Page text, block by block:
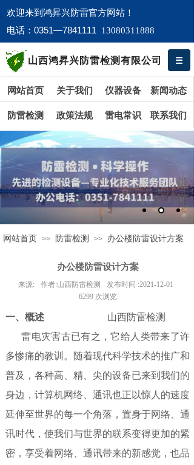
欢迎来到鸿​昇兴防雷官方网站！
电话： 0351—7841111 13080311888
仪器设备
关于我们
联系我们
雷电常识
政策法规
防雷检测
网站首页 新闻动态
山西鸿昇兴防雷检测有限公司
网站首页 >> 防雷检测 >> 办公楼防雷设计方案
办公楼防雷设计方案
来源: 作者:山西防雷检测 发布时间 :2021-12-01
6299 次浏览
一、概述 山西防雷检测
雷电灾害古已有之，它给人类带来了许
多惨痛的教训。随着现代科学技术的推广和
普及，各种高、精、尖的设备已来到我们的
身边，计算机网络、通讯也正以惊人的速度
延伸至世界的每一个角落，置身于网络、通
讯时代，使我们与世界的联系变得更加的紧
密，享受着网络、通讯带来的新感觉，也品